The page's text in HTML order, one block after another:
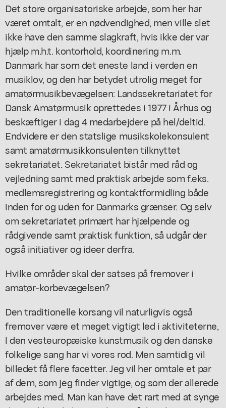
Det store organisatoriske arbejde, som her har
været omtalt, er en nødvendighed, men ville slet
ikke have den samme slagkraft, hvis ikke der var
hjælp m.h.t. kontorhold, koordinering m.m.
Danmark har som det eneste land i verden en
musiklov, og den har betydet utrolig meget for
amatørmusikbevægelsen: Landssekretariatet for
Dansk Amatørmusik oprettedes i 1977 i Århus og
beskæftiger i dag 4 medarbejdere på hel/deltid.
Endvidere er den statslige musikskolekonsulent
samt amatørmusikkonsulenten tilknyttet
sekretariatet. Sekretariatet bistår med råd og
vejledning samt med praktisk arbejde som f.eks.
medlemsregistrering og kontaktformidling både
inden for og uden for Danmarks grænser. Og selv
om sekretariatet primært har hjælpende og
rådgivende samt praktisk funktion, så udgår der
også initiativer og ideer derfra.
Hvilke områder skal der satses på fremover i
amatør-korbevægelsen?
Den traditionelle korsang vil naturligvis også
fremover være et meget vigtigt led i aktiviteterne,
l den vesteuropæiske kunstmusik og den danske
folkelige sang har vi vores rod. Men samtidig vil
billedet få flere facetter. Jeg vil her omtale et par
af dem, som jeg finder vigtige, og som der allerede
arbejdes med. Man kan have det rart med at synge